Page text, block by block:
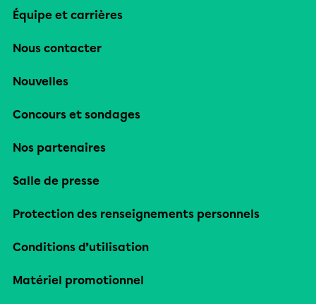
Équipe et carrières
Nous contacter
Nouvelles
Concours et sondages
Nos partenaires
Salle de presse
Protection des renseignements personnels
Conditions d’utilisation
Matériel promotionnel